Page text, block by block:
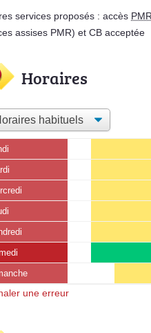
services proposés : accès PMR
assises PMR) et CB acceptée
Horaires
une erreur